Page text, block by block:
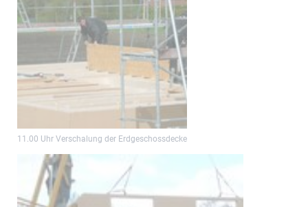
11.00 Uhr Verschalung der Erdgeschossdecke